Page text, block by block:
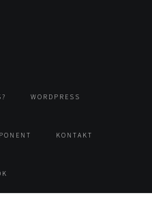
WORDPRESS
KONTAKT